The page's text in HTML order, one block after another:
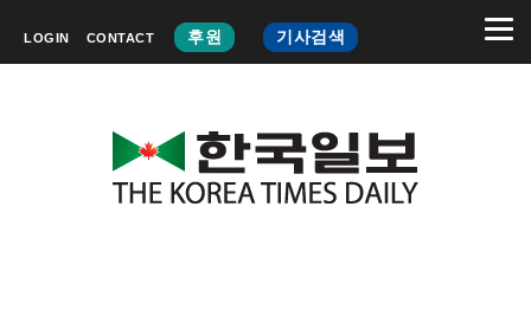
LOGIN CONTACT 후원 기사검색